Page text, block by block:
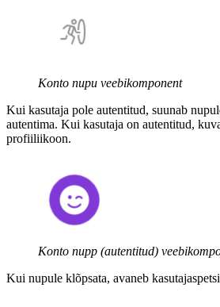
Konto nupu veebikomponent
Kui kasutaja pole autentitud, suunab
autentima. Kui kasutaja on autentitud,
profiiliikoon.
Konto nupp (autentitud)
Kui nupule klõpsata, avaneb